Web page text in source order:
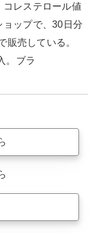
コレステロール値
ップで、30日分
販売している。
。ブラ